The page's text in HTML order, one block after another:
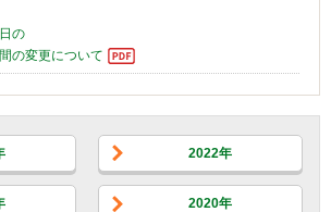
の
の変更について
2022年
2020年